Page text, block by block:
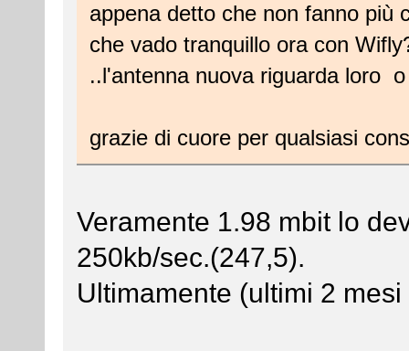
appena detto che non fanno più
che vado tranquillo ora con
..l'antenna nuova riguarda loro
grazie di cuore per qualsiasi
Veramente 1.98 mbit lo
250kb/sec.(247,5).
Ultimamente (ultimi 2